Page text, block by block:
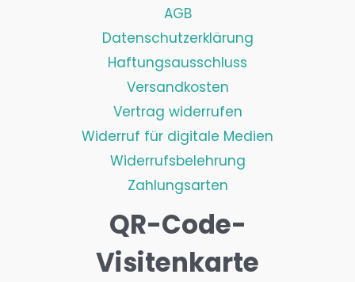
AGB
Datenschutzerklärung
Haftungsausschluss
Versandkosten
Vertrag widerrufen
Widerruf für digitale Medien
Widerrufsbelehrung
Zahlungsarten
QR-Code-
Visitenkarte